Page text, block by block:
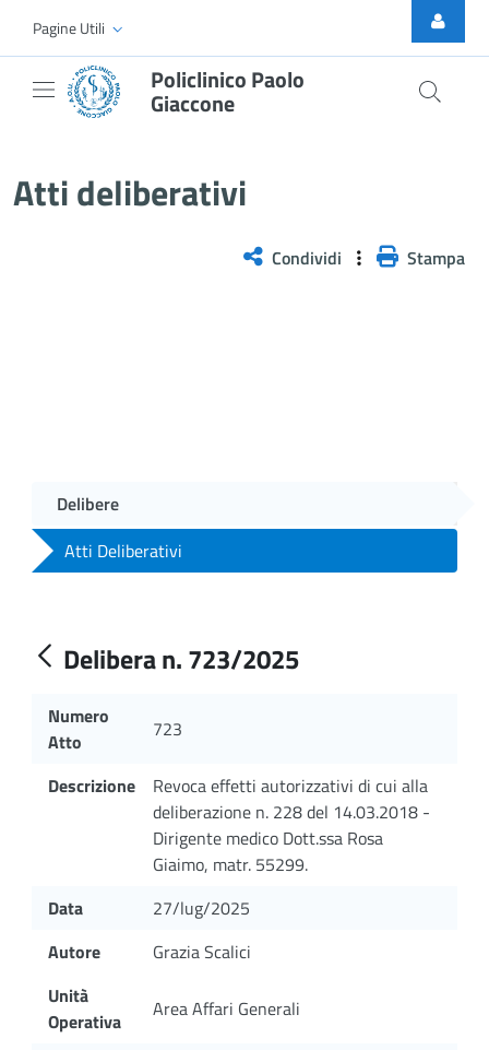
Skip to Main Content
Pagine Utili
Policlinico Paolo
Giaccone
Atti deliberativi
Condividi Stampa
Delibere
Atti Deliberativi
Delibera n. 723/2025
Numero
Atto
723
Descrizione
Revoca effetti autorizzativi di cui alla
deliberazione n. 228 del 14.03.2018 -
Dirigente medico Dott.ssa Rosa
Giaimo, matr. 55299.
Data
27/lug/2025
Autore
Grazia Scalici
Unità
Operativa
Area Affari Generali